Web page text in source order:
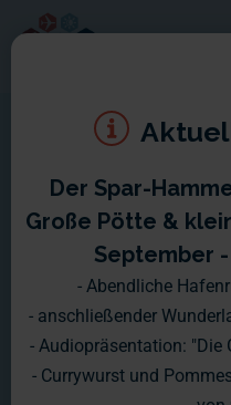
Montag,
03.02.2008
Diese Woche geht es
"Zugdatenbank".
Der Spar-
Große Pötte &
September
- Abendliche
- anschließender
- Audiopräsentation: "Die
- Currywurst und